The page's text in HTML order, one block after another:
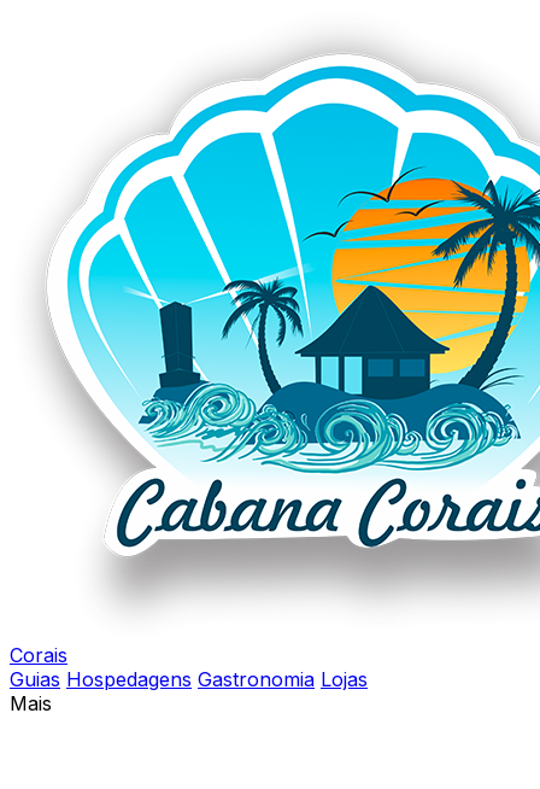
Corais
Guias Hospedagens Gastronomia Lojas
Mais